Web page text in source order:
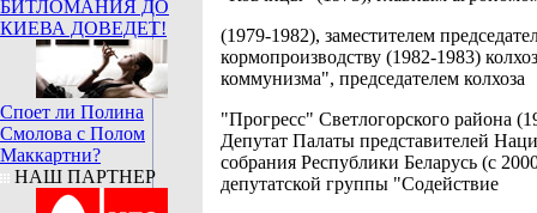
БИТЛОМАНИЯ ДО
КИЕВА ДОВЕДЕТ!
Споет ли Полина
Смолова с Полом
Маккартни?
НАШ ПАРТНЕР
(1979-1982), заместителем
кормопроизводству (1982-1983)
коммунизма", председателем колхоза
"Прогресс" Светлогорского района
Депутат Палаты представителей
собрания Республики Беларусь (с
депутатской группы "Содействие